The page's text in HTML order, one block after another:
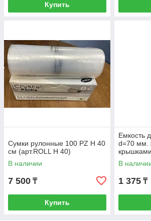
Купить
Сумки рулонные 100 PZ H 40
см (арт.ROLL H 40)
В наличии
7 500 ₸
Купить
Емкость
d=70 мм.
GP /1/
В
1 375 ₸